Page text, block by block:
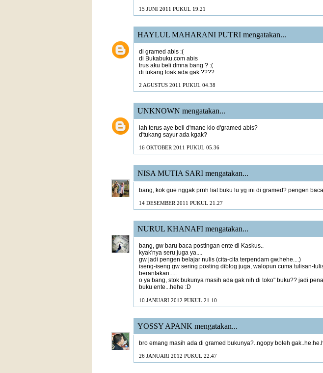
15 JUNI 2011 PUKUL 19.21
HAYLUL MAHARANI PUTRI mengatakan...
di gramed abis :(
di Bukabuku.com abis
trus aku beli dmna bang ? :(
di tukang loak ada gak ????
2 AGUSTUS 2011 PUKUL 04.38
UNKNOWN mengatakan...
lah terus aye beli d'mane klo d'gramed abis?
d'tukang sayur ada kgak?
16 OKTOBER 2011 PUKUL 05.36
NISA MUTIA SARI mengatakan...
bang, kok gue nggak prnh liat buku lu yg ini di gramed? pengen
14 DESEMBER 2011 PUKUL 21.27
NURUL KHANAFI mengatakan...
bang, gw baru baca postingan ente di Kaskus..
kyak'nya seru juga ya....
gw jadi pengen belajar nulis (cita-cita terpendam gw.hehe....)
iseng-iseng gw sering posting diblog juga, walopun cuma tulisan-
berantakan.....
o ya bang, stok bukunya masih ada gak nih di toko" buku?? jadi
buku ente...hehe :D
10 JANUARI 2012 PUKUL 21.10
YOSSY APANK mengatakan...
bro emang masih ada di gramed bukunya?..ngopy boleh
26 JANUARI 2012 PUKUL 22.47